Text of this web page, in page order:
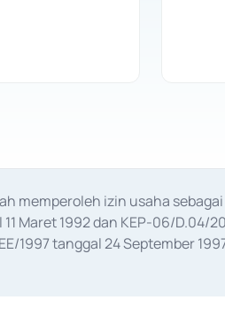
memperoleh izin usaha
Maret 1992 dan KEP-06/
1997 tanggal 24 September
dan